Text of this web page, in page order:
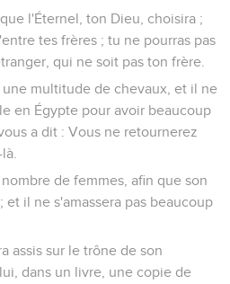
l'Éternel, ton Dieu, choisira ;
tes frères ; tu ne pourras pas
qui ne soit pas ton frère.
une multitude de chevaux, et il ne
en Égypte pour avoir beaucoup
a dit : Vous ne retournerez
de femmes, afin que son
et il ne s'amassera pas beaucoup
assis sur le trône de son
dans un livre, une copie de